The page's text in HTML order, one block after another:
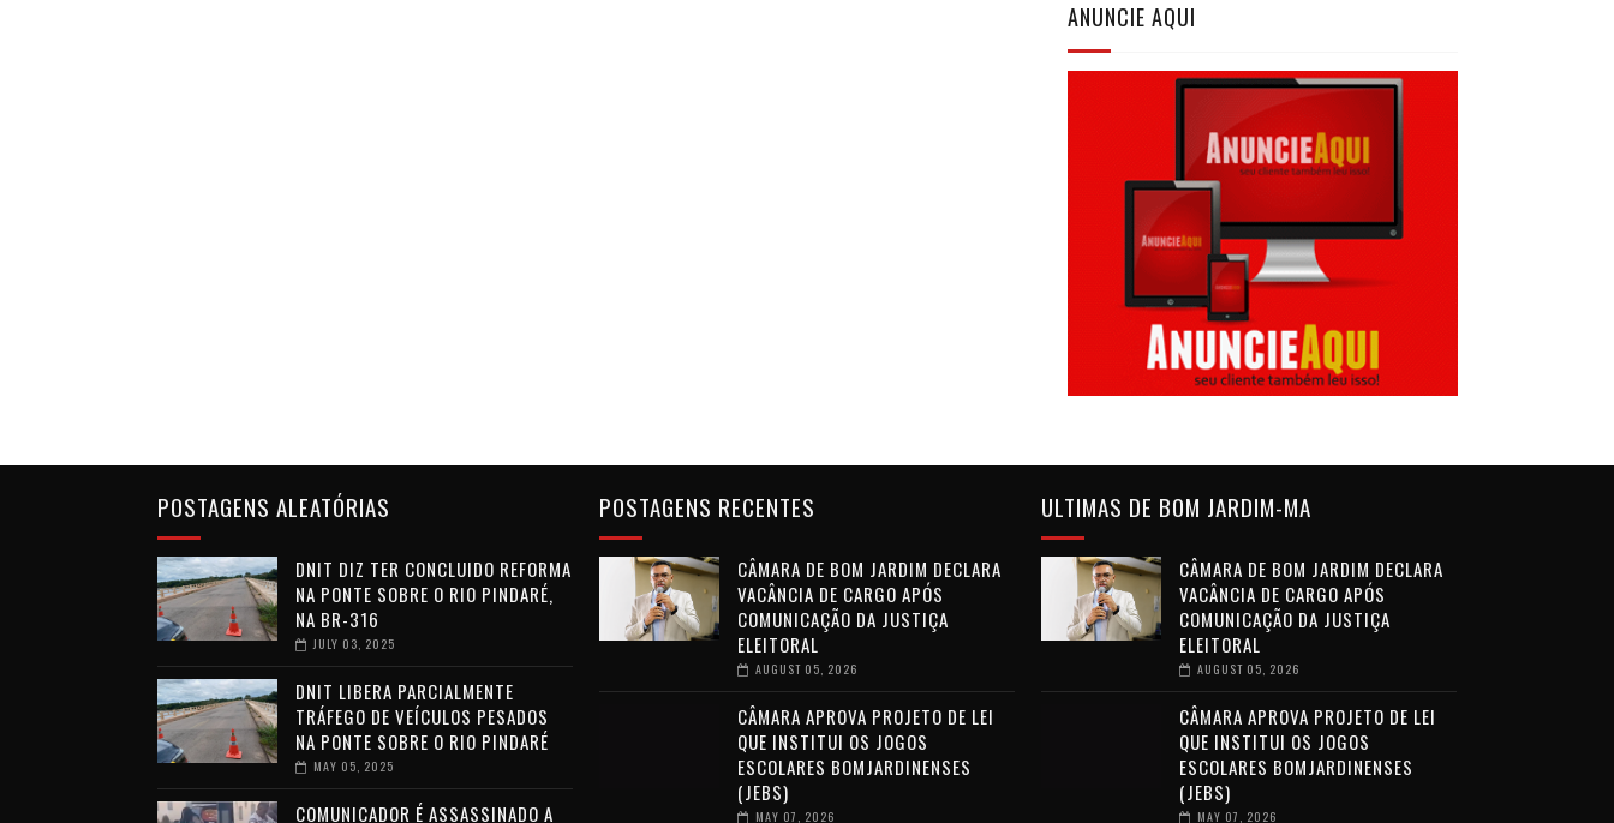
ANUNCIE AQUI
POSTAGENS ALEATÓRIAS
DNIT DIZ TER CONCLUIDO REFORMA
NA PONTE SOBRE O RIO PINDARÉ,
NA BR-316
JULY 03, 2025
DNIT LIBERA PARCIALMENTE
TRÁFEGO DE VEÍCULOS PESADOS
NA PONTE SOBRE O RIO PINDARÉ
MAY 05, 2025
COMUNICADOR É ASSASSINADO A
POSTAGENS RECENTES
CÂMARA DE BOM JARDIM DECLARA
VACÂNCIA DE CARGO APÓS
COMUNICAÇÃO DA JUSTIÇA
ELEITORAL
AUGUST 05, 2026
CÂMARA APROVA PROJETO DE LEI
QUE INSTITUI OS JOGOS
ESCOLARES BOMJARDINENSES
(JEBS)
MAY 07, 2026
ULTIMAS DE BOM JARDIM-MA
CÂMARA DE BOM JARDIM DECLARA
VACÂNCIA DE CARGO APÓS
COMUNICAÇÃO DA JUSTIÇA
ELEITORAL
AUGUST 05, 2026
CÂMARA APROVA PROJETO DE LEI
QUE INSTITUI OS JOGOS
ESCOLARES BOMJARDINENSES
(JEBS)
MAY 07, 2026